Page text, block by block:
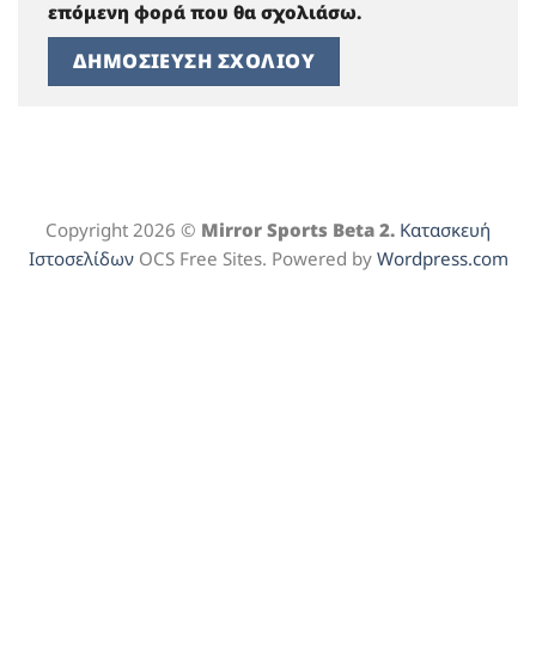
επόμενη φορά που θα σχολιάσω.
Copyright 2026 © Mirror Sports Beta 2. Κατασκευή
ΙστοσελίδωνOCS Free Sites. Powered by Wordpress.com